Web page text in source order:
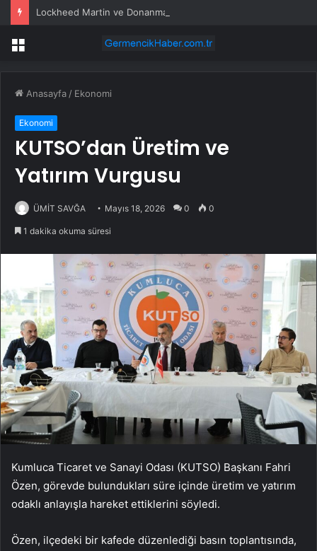
Menü
Anasayfa / Ekonomi
Ekonomi
KUTSO’dan Üretim ve
Yatırım Vurgusu
ÜMİT SAVĞA Mayıs 18, 2026 0 0
1 dakika okuma süresi
Kumluca Ticaret ve Sanayi Odası (KUTSO) Başkanı Fahri
Özen, görevde bulundukları süre içinde üretim ve yatırım
odaklı anlayışla hareket ettiklerini söyledi.
Özen, ilçedeki bir kafede düzenlediği basın toplantısında,